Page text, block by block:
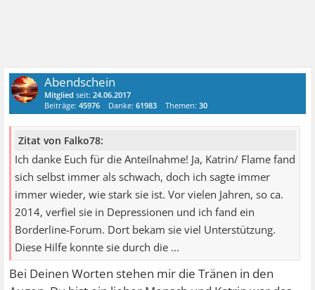
Abendschein
Mitglied seit:24.06.2017
Beiträge:45976 Danke:61983 Themen:30
Zitat von Falko78:
Ich danke Euch für die Anteilnahme! Ja, Katrin/ Flame fand
sich selbst immer als schwach, doch ich sagte immer
immer wieder, wie stark sie ist. Vor vielen Jahren, so ca.
2014, verfiel sie in Depressionen und ich fand ein
Borderline-Forum. Dort bekam sie viel Unterstützung.
Diese Hilfe konnte sie durch die ...
Bei Deinen Worten stehen mir die Tränen in den